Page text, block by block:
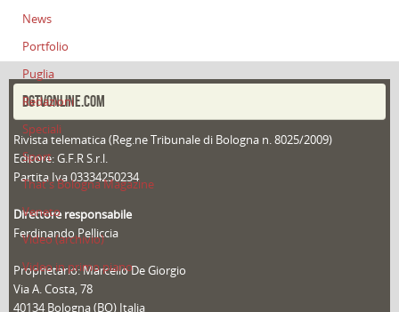
News
Portfolio
Puglia
Redazioni
Speciali
Sport
That's Bologna Magazine
Veneto
Video (archivio)
Video in primo piano
DGTVONLINE.COM
Rivista telematica (Reg.ne Tribunale di Bologna n. 8025/2009)
Editore: G.F.R S.r.l.
Partita Iva 03334250234
Direttore responsabile
Ferdinando Pelliccia
Proprietario: Marcello De Giorgio
Via A. Costa, 78
40134 Bologna (BO) Italia